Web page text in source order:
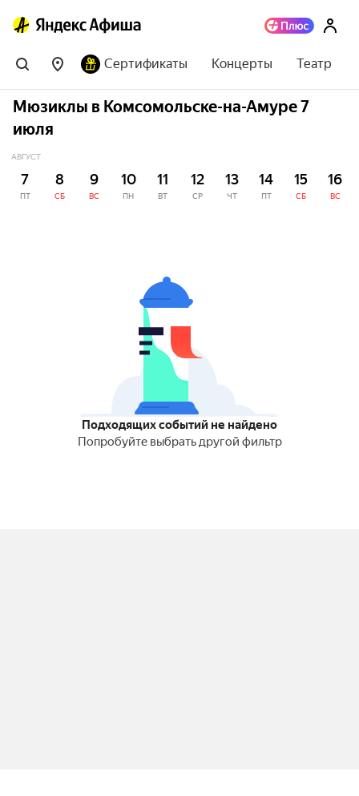
Сертификаты Концерты Театр
Мюзиклы в Комсомольске-на-Амуре 7
июля
АВГУСТ
7
ПТ
8
СБ
9
ВС
10
ПН
11
ВТ
12
СР
13
ЧТ
14
ПТ
15
СБ
16
ВС
Подходящих событий не найдено
Попробуйте выбрать другой фильтр